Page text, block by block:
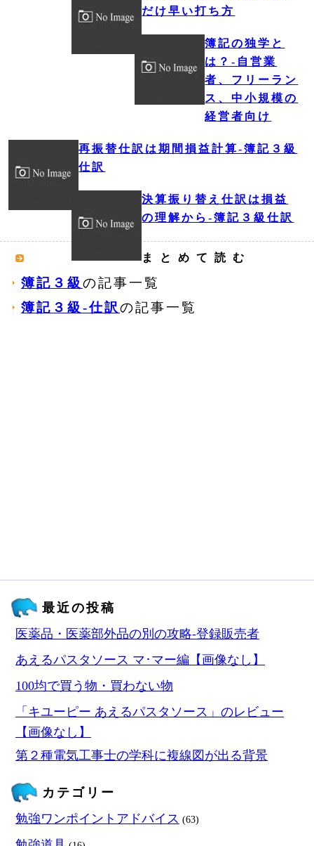
だけ早い打ち方
簿記の独学と
は？‐自営業
者、フリーラン
ス、中小規模の
経営者向け
再振替仕訳は期間損益計算‐簿記３級
仕訳
決算振り替え仕訳は損益
の理解から‐簿記３級仕訳
まとめて読む
簿記３級 の記事一覧
簿記３級‐仕訳の記事一覧
最近の投稿
医薬品・医薬部外品の別の攻略‐登録販売者
あえるパスタソース マ･マー編【画像なし】
100均で買う物・買わない物
「キユーピー あえるパスタソース」のレビュー
【画像なし】
第２種電気工事士の学科に複線図が出る背景
カテゴリー
勉強ワンポイントアドバイス (63)